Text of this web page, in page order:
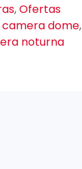
,Ofertas
camera dome,
noturna